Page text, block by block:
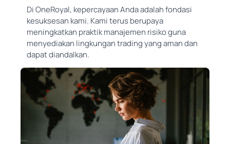
Di OneRoyal, kepercayaan Anda adalah fondasi
kesuksesan kami. Kami terus berupaya
meningkatkan praktik manajemen risiko guna
menyediakan lingkungan trading yang aman dan
dapat diandalkan.